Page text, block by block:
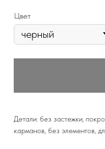
Цвет
Детали: без застежки,
карманов, без элементов,